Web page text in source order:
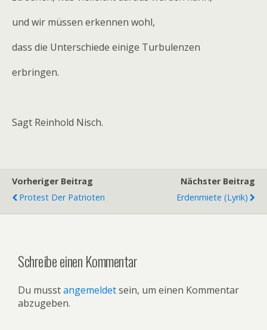
und wir müssen erkennen wohl,
dass die Unterschiede einige Turbulenzen
erbringen.
Sagt Reinhold Nisch.
Vorheriger Beitrag
Protest Der Patrioten
Nächster Beitrag
Erdenmiete (Lyrik)
Schreibe einen Kommentar
Du musstangemeldetsein, um einen Kommentar
abzugeben.